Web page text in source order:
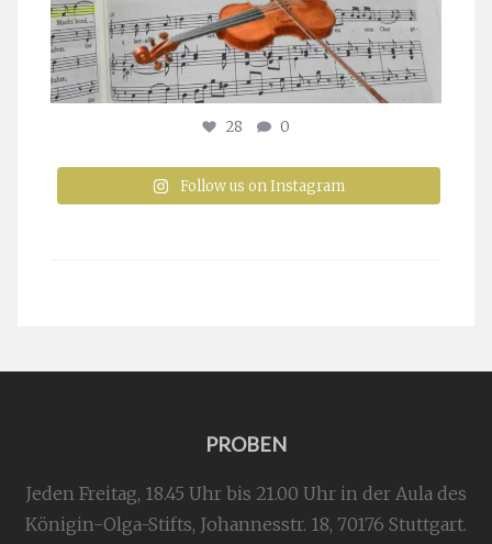
28 0
Follow us on Instagram
PROBEN
Jeden Freitag, 18.45 Uhr bis 21.00 Uhr in der Aula des
Königin-Olga-Stifts, Johannesstr. 18, 70176 Stuttgart.